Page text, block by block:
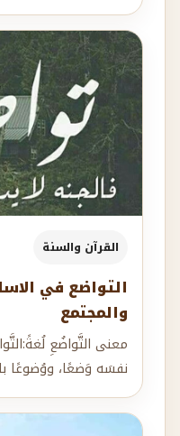
القرآن والسنة
التواضع في
والمجتمع
معنى التَّواضُعِ
نفسَه وَضعًا، ووُضوعًا